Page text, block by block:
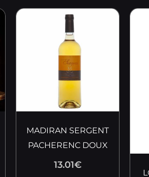
MADIRAN SERGENT
PACHERENC DOUX
13.01€